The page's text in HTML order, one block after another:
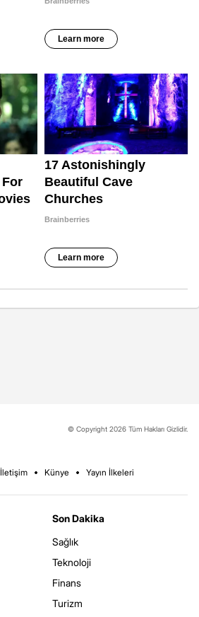
© Copyright 2026 Tüm Hakları Gizlidir.
İletişim Künye Yayın İlkeleri
Son Dakika
Sağlık
Teknoloji
Finans
Turizm